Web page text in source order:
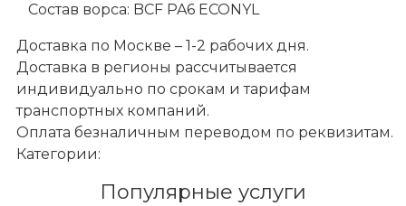
Состав ворса: BCF PA6 ECONYL
Доставка по Москве – 1-2 рабочих дня.
Доставка в регионы рассчитывается
индивидуально по срокам и тарифам
транспортных компаний.
Оплата безналичным переводом по реквизитам.
Категории:
Популярные услуги